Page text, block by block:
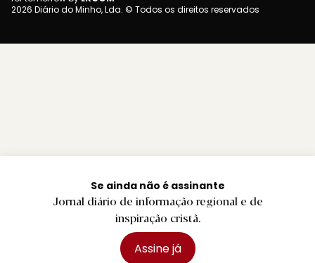
Se ainda não é assinante
Jornal diário de informação regional e de
inspiração cristã.
Assine já
2026 Diário do Minho, Lda. © Todos os direitos reservados